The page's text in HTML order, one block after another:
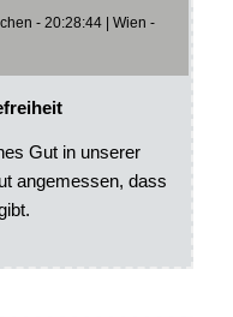
- 20:28:44 | Wien -
Gut in unserer
angemessen, dass